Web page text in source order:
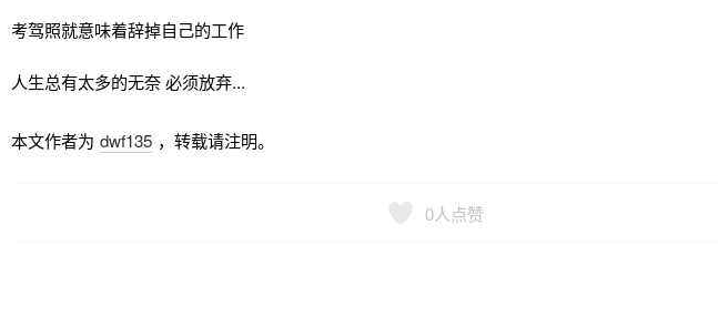
考驾照就意味着辞掉自己的工作
人生总有太多的无奈 必须放弃...
本文作者为 dwf135 ，转载请注明。
0人点赞